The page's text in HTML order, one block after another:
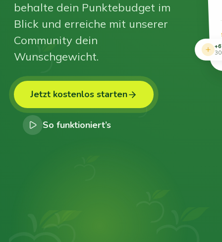
behalte dein Punktebudget im
Blick und erreiche mit unserer
Community dein
Wunschgewicht.
Jetzt kostenlos starten
So funktioniert’s